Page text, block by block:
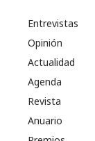
Entrevistas
Opinión
Actualidad
Agenda
Revista
Anuario